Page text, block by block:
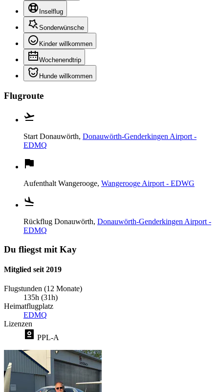
Inselflug
Sonderwünsche
Kinder willkommen
Wochenendtrip
Hunde willkommen
Flugroute
Start Donauwörth, Donauwörth-Genderkingen Airport -
EDMQ
Aufenthalt Wangerooge, Wangerooge Airport - EDWG
Rückflug Donauwörth, Donauwörth-Genderkingen Airport -
EDMQ
Du fliegst mit Kay
Mitglied seit 2019
Flugstunden (12 Monate)
135h (31h)
Heimatflugplatz
EDMQ
Lizenzen
PPL-A